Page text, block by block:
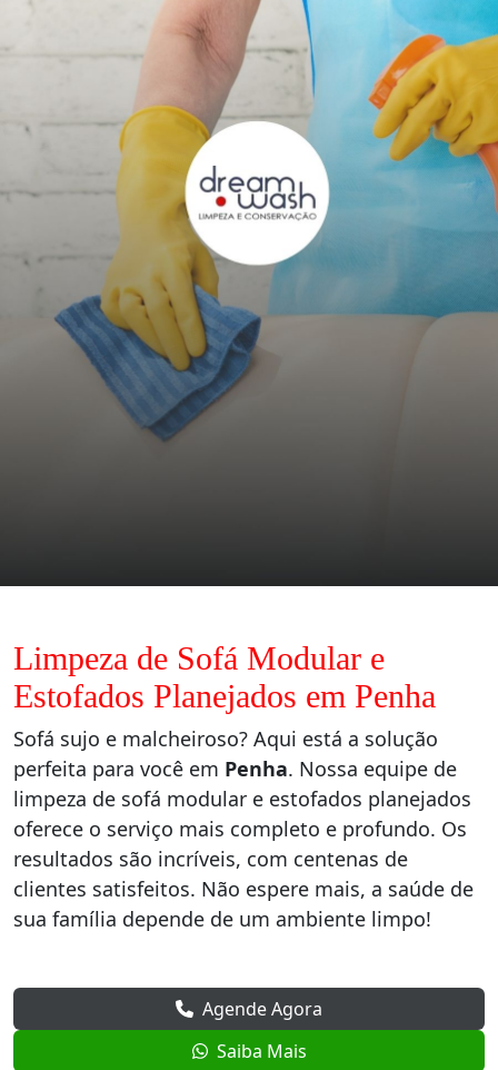
Limpeza de Sofá Modular e
Estofados Planejados em Penha
Sofá sujo e malcheiroso? Aqui está a solução
perfeita para você em Penha. Nossa equipe de
limpeza de sofá modular e estofados planejados
oferece o serviço mais completo e profundo. Os
resultados são incríveis, com centenas de
clientes satisfeitos. Não espere mais, a saúde de
sua família depende de um ambiente limpo!
Agende Agora
Saiba Mais